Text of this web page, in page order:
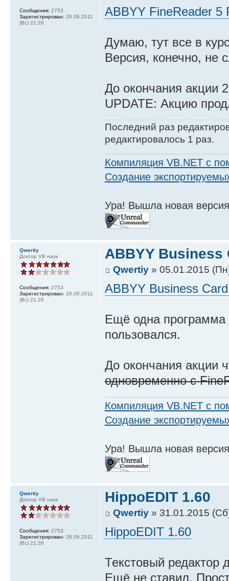
Сообщения: 2753
Зарегистрирован: 26.06.2011
(Вс) 21:26
ABBYY FineReader 5
Думаю, тут все в
Версия, конечно, не
До окончания акции
UPDATE: Акцию
Последний раз
редактировалось 1 раз.
Компиляция VB.NET с
Создание
Ура! Вышла новая
Qwertiy
Доктор VB наук
Сообщения: 2753
Зарегистрирован: 26.06.2011
(Вс) 21:26
ABBYY Business
Qwertiy» 05.01.2015
ABBYY Business
Ещё одна программа
пользовался.
До окончания акции
одновременно с
Компиляция VB.NET с
Создание
Ура! Вышла новая
Qwertiy
Доктор VB наук
Сообщения: 2753
Зарегистрирован: 26.06.2011
(Вс) 21:26
HippoEDIT 1.60
Qwertiy» 31.01.2015
HippoEDIT 1.60
Текстовый редактор
Ещё не ставил.